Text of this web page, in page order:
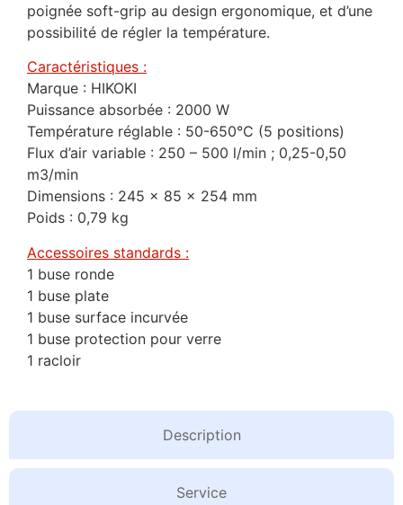
Description
Service
poignée soft-grip au design ergonomique, et d’une
possibilité de régler la température.
Caractéristiques :
Marque : HIKOKI
Puissance absorbée : 2000 W
Température réglable : 50-650°C (5 positions)
Flux d’air variable : 250 – 500 l/min ; 0,25-0,50
m3/min
Dimensions : 245 x 85 x 254 mm
Poids : 0,79 kg
Accessoires standards :
1 buse ronde
1 buse plate
1 buse surface incurvée
1 buse protection pour verre
1 racloir